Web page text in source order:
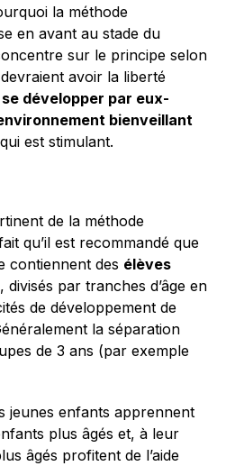
la méthode
en avant au stade du
sur le principe selon
avoir la liberté
se développer par eux-
bienveillant
qui est stimulant.
de la méthode
qu’il est recommandé que
contiennent des élèves
, divisés par tranches d’âge en
de développement de
la séparation
de 3 ans (par exemple
jeunes enfants apprennent
plus âgés et, à leur
âgés profitent de l’aide